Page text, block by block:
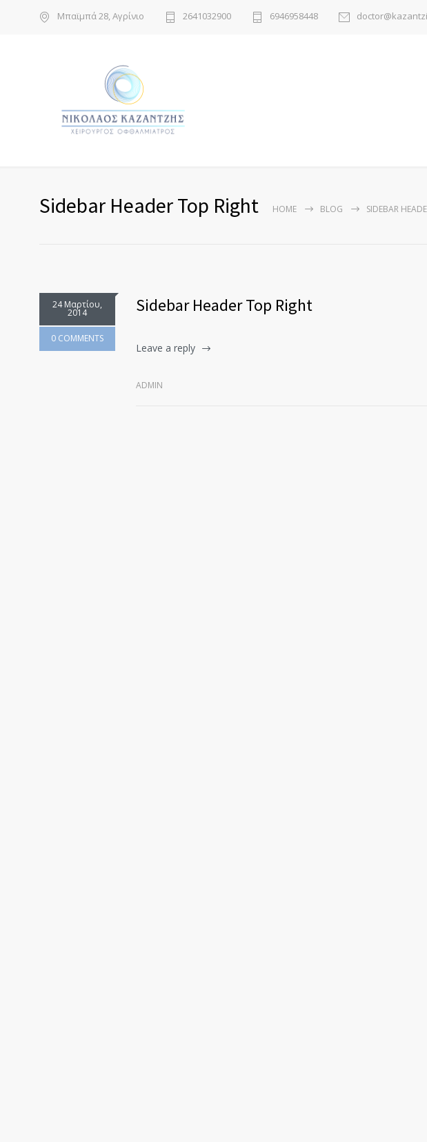
Μπαϊμπά 28, Αγρίνιο 2641032900 6946958448
Sidebar Header Top Right HOME BLOG SIDEBAR
24 Μαρτίου,
2014
0 COMMENTS
Sidebar Header Top Right
Leave a reply
ADMIN